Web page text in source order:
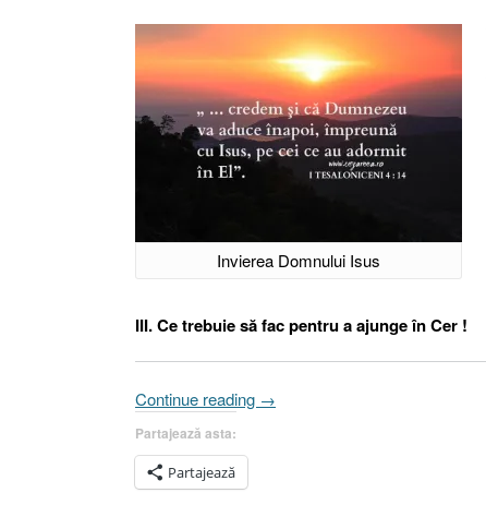
Invierea Domnului Isus
III. Ce trebuie să fac pentru a ajunge în Cer !
Continue reading „Învierea
→
Partajează asta:
Partajează